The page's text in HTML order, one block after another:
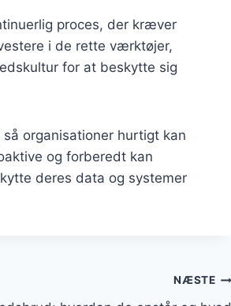
proces, der kræver
i de rette værktøjer,
for at beskytte sig
organisationer hurtigt kan
og forberedt kan
deres data og systemer
NÆSTE